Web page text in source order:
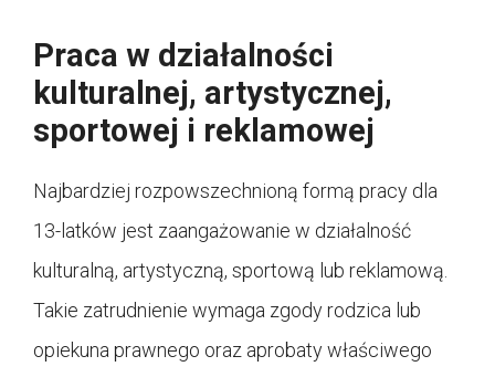
Praca w działalności
kulturalnej, artystycznej,
sportowej i reklamowej
Najbardziej rozpowszechnioną formą pracy dla
13-latków jest zaangażowanie w działalność
kulturalną, artystyczną, sportową lub reklamową.
Takie zatrudnienie wymaga zgody rodzica lub
opiekuna prawnego oraz aprobaty właściwego